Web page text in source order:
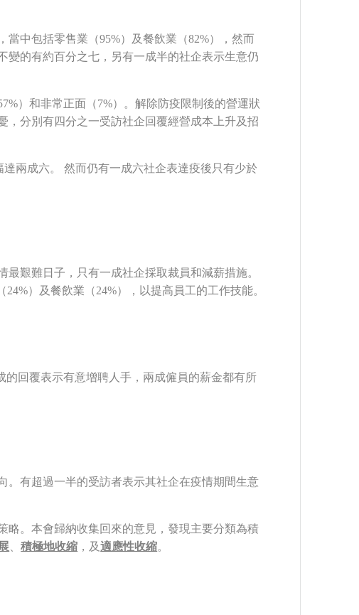
中包括零售業（95%）及餐飲業（82%），然而
變的有約百分之七，另有一成半的社企表示生意仍
）和非常正面（7%）。解除防疫限制後的營運狀
，分別有四分之一受訪社企回覆經營成本上升及招
兩成六。 然而仍有一成六社企表達疫後只有少於
艱難日子，只有一成社企採取裁員和減薪措施。
）及餐飲業（24%），以提高員工的工作技能。
回覆表示有意增聘人手，兩成僱員的薪金都有所
。有超過一半的受訪者表示其社企在疫情期間生意
略。本會歸納收集回來的意見，發現主要分類為積
、積極地收縮 ，及適應性收縮。